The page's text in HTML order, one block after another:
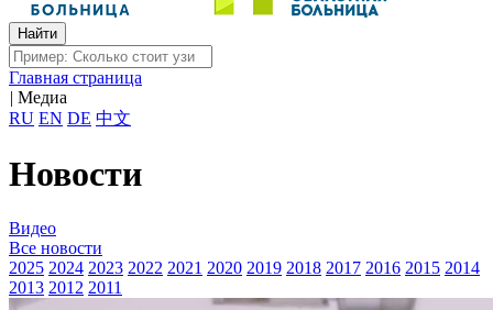
Главная страница
| Медиа
RU EN DE 中文
Новости
Видео
Все новости
2025 2024 2023 2022 2021 2020 2019 2018 2017 2016 2015 2014
2013 2012 2011